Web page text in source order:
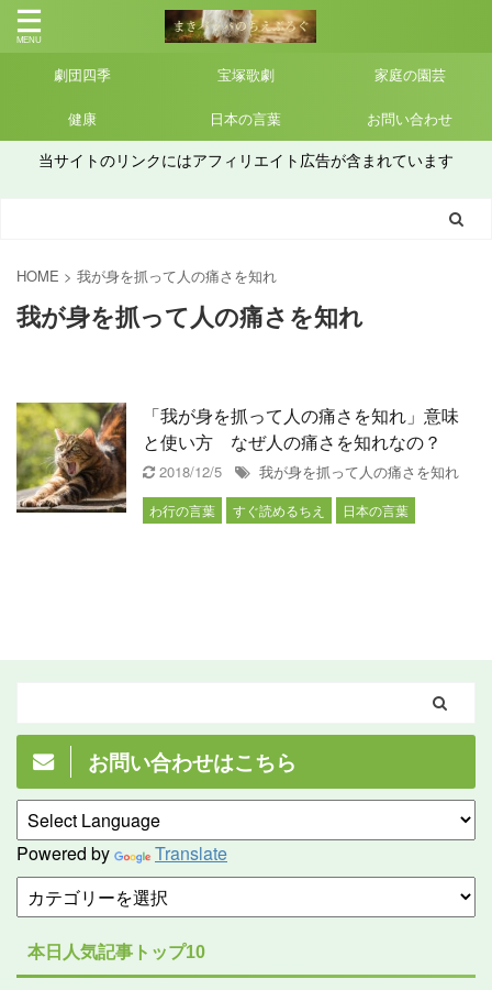
劇団四季 宝塚歌劇 家庭の園芸
健康 日本の言葉 お問い合わせ
当サイトのリンクにはアフィリエイト広告が含まれています
HOME > 我が身を抓って人の痛さを知れ
我が身を抓って人の痛さを知れ
「我が身を抓って人の痛さを知れ」意味
と使い方 なぜ人の痛さを知れなの？
2018/12/5 我が身を抓って人の痛さを知れ
わ行の言葉 すぐ読めるちえ 日本の言葉
お問い合わせはこちら
Powered by Translate
本日人気記事トップ10